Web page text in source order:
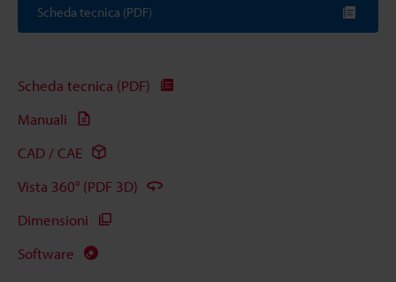
Scheda tecnica (PDF)
Scheda tecnica (PDF)
Manuali
CAD / CAE
Vista 360° (PDF 3D)
Dimensioni
Software